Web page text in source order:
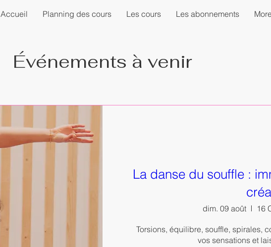
Accueil Planning des cours Les cours Les abonnements
Événements à venir
La danse du souffle :
dim. 09 août 16
Torsions, équilibre, souffle, spirales,
vos sensations et